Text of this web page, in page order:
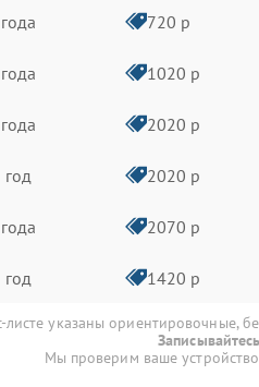
720 р
1020 р
2020 р
год 2020 р
2070 р
год 1420 р
указаны ориентировочные,
Мы проверим ваше